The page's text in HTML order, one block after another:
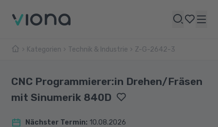
Kategorien Technik & Industrie Z-G-2642-3
CNC Programmierer:in Drehen/Fräsen
mit Sinumerik 840D
Nächster Termin: 10.08.2026